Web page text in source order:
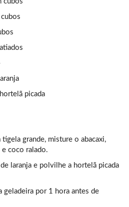
picada
grande, misture o abacaxi,
e coco ralado.
laranja e polvilhe a hortelã picada
geladeira por 1 hora antes de